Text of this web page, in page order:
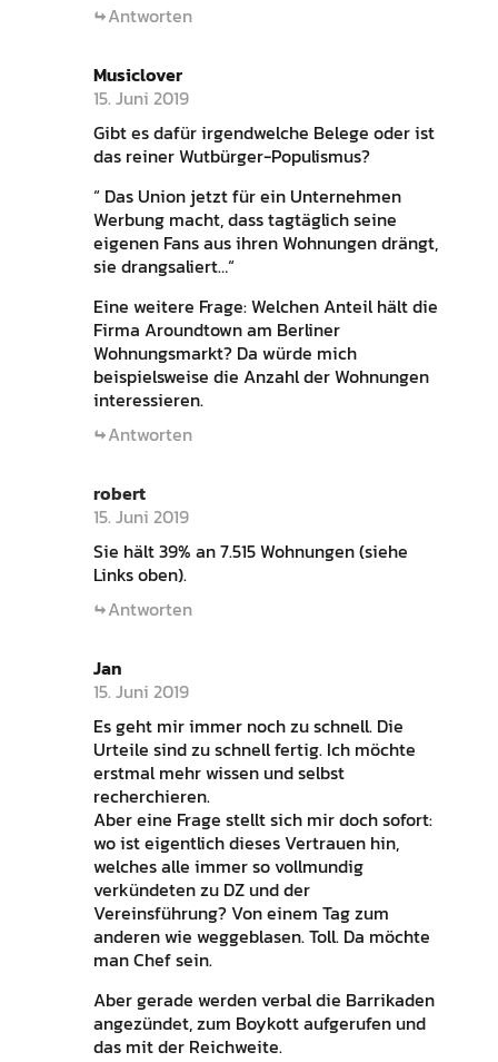
Antworten
Musiclover
15. Juni 2019
Gibt es dafür irgendwelche Belege oder ist
das reiner Wutbürger-Populismus?
“ Das Union jetzt für ein Unternehmen
Werbung macht, dass tagtäglich seine
eigenen Fans aus ihren Wohnungen drängt,
sie drangsaliert…“
Eine weitere Frage: Welchen Anteil hält die
Firma Aroundtown am Berliner
Wohnungsmarkt? Da würde mich
beispielsweise die Anzahl der Wohnungen
interessieren.
Antworten
robert
15. Juni 2019
Sie hält 39% an 7.515 Wohnungen (siehe
Links oben).
Antworten
Jan
15. Juni 2019
Es geht mir immer noch zu schnell. Die
Urteile sind zu schnell fertig. Ich möchte
erstmal mehr wissen und selbst
recherchieren.
Aber eine Frage stellt sich mir doch sofort:
wo ist eigentlich dieses Vertrauen hin,
welches alle immer so vollmundig
verkündeten zu DZ und der
Vereinsführung? Von einem Tag zum
anderen wie weggeblasen. Toll. Da möchte
man Chef sein.
Aber gerade werden verbal die Barrikaden
angezündet, zum Boykott aufgerufen und
das mit der Reichweite.